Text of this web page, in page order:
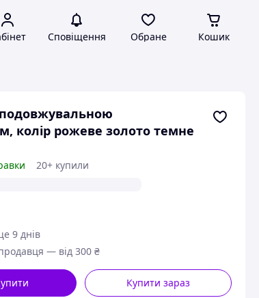
Сповіщення Обране Кошик
подовжувальною
колір рожеве золото темне
20+ купили
9 днів
— від 300 ₴
Купити зараз